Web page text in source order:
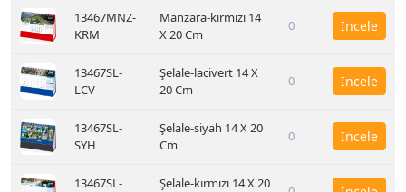
13467MNZ-
KRM
Manzara-kırmızı 14
X 20 Cm
0 İncele
13467SL-
LCV
Şelale-lacivert 14 X
20 Cm
0 İncele
13467SL-
SYH
Şelale-siyah 14 X 20
Cm
0 İncele
13467SL-
Şelale-kırmızı 14 X 20